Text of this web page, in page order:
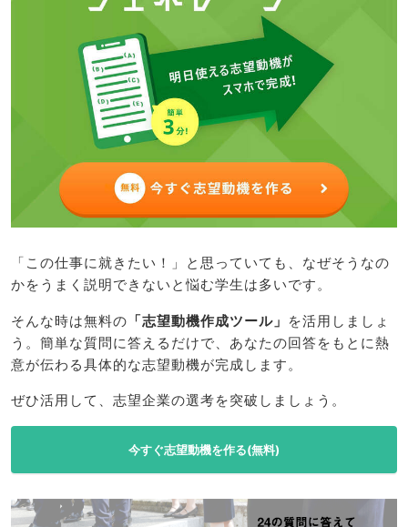
「この仕事に就きたい！」と思っていても、なぜそうなの
かをうまく説明できないと悩む学生は多いです。
そんな時は無料の 「志望動機作成ツール」 を活用しましょ
う。簡単な質問に答えるだけで、あなたの回答をもとに熱
意が伝わる具体的な志望動機が完成します。
ぜひ活用して、志望企業の選考を突破しましょう。
今すぐ志望動機を作る(無料)